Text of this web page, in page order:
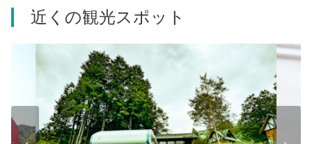
近くの観光スポット